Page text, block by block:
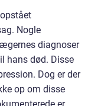
Nogle
diagnoser
hans død. Disse
Dog er der
op om disse